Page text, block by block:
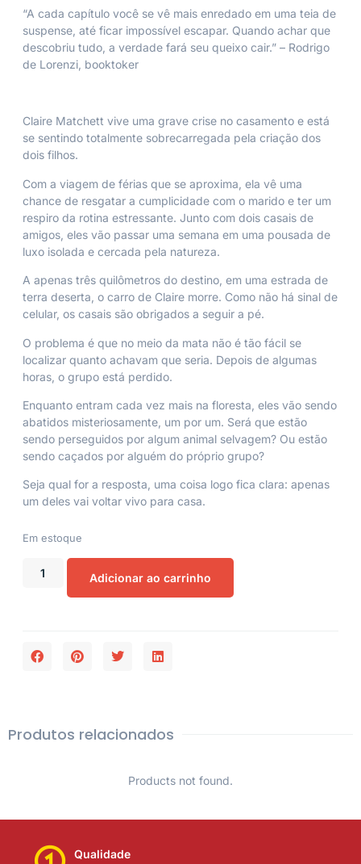
“A cada capítulo você se vê mais enredado em uma teia de
suspense, até ficar impossível escapar. Quando achar que
descobriu tudo, a verdade fará seu queixo cair.” – Rodrigo
de Lorenzi, booktoker
Claire Matchett vive uma grave crise no casamento e está
se sentindo totalmente sobrecarregada pela criação dos
dois filhos.
Com a viagem de férias que se aproxima, ela vê uma
chance de resgatar a cumplicidade com o marido e ter um
respiro da rotina estressante. Junto com dois casais de
amigos, eles vão passar uma semana em uma pousada de
luxo isolada e cercada pela natureza.
A apenas três quilômetros do destino, em uma estrada de
terra deserta, o carro de Claire morre. Como não há sinal de
celular, os casais são obrigados a seguir a pé.
O problema é que no meio da mata não é tão fácil se
localizar quanto achavam que seria. Depois de algumas
horas, o grupo está perdido.
Enquanto entram cada vez mais na floresta, eles vão sendo
abatidos misteriosamente, um por um. Será que estão
sendo perseguidos por algum animal selvagem? Ou estão
sendo caçados por alguém do próprio grupo?
Seja qual for a resposta, uma coisa logo fica clara: apenas
um deles vai voltar vivo para casa.
Em estoque
Adicionar ao carrinho
Produtos relacionados
Products not found.
Qualidade